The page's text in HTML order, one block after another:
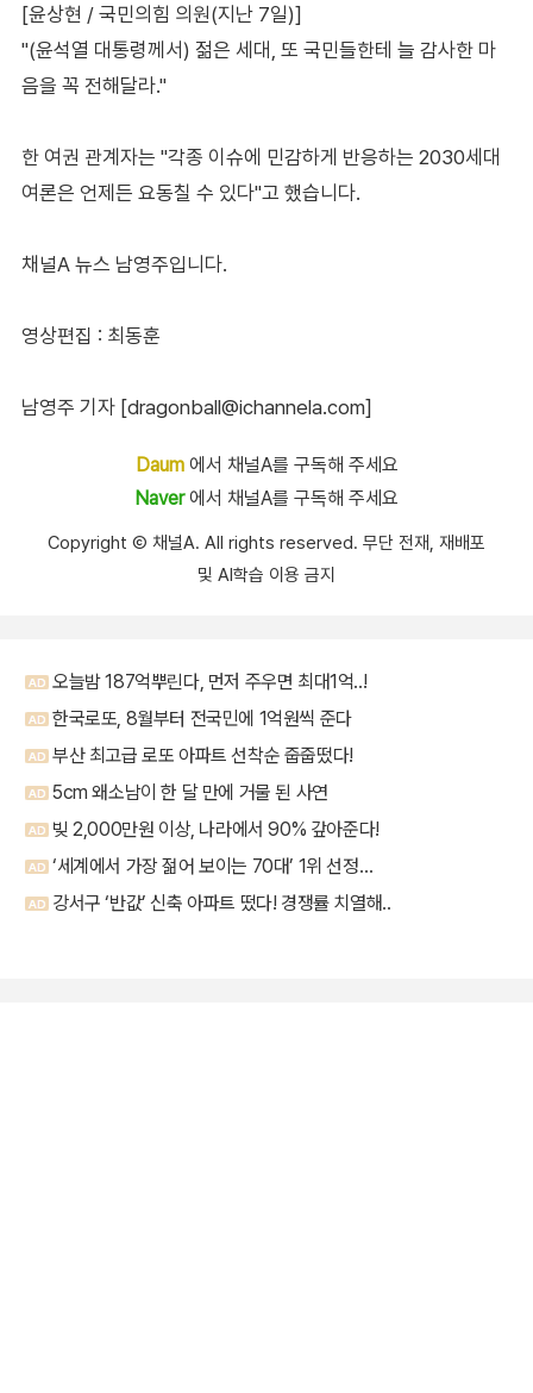
[윤상현 / 국민의힘 의원(지난 7일)]
"(윤석열 대통령께서) 젊은 세대, 또 국민들한테 늘 감사한 마
음을 꼭 전해달라."
한 여권 관계자는 "각종 이슈에 민감하게 반응하는 2030세대
여론은 언제든 요동칠 수 있다"고 했습니다.
채널A 뉴스 남영주입니다.
영상편집 : 최동훈
남영주 기자 [dragonball@ichannela.com]
Daum에서 채널A를 구독해 주세요
Naver에서 채널A를 구독해 주세요
Copyright Ⓒ 채널A. All rights reserved. 무단 전재, 재배포
및 AI학습 이용 금지